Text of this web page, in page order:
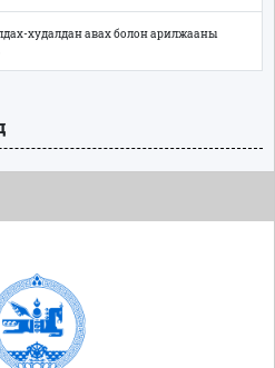
худалдан авах болон арилжааны